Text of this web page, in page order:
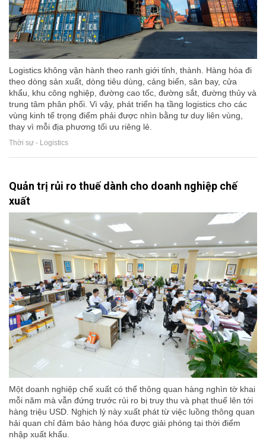
Logistics không vận hành theo ranh giới tỉnh, thành. Hàng hóa đi
theo dòng sản xuất, dòng tiêu dùng, cảng biển, sân bay, cửa
khẩu, khu công nghiệp, đường cao tốc, đường sắt, đường thủy và
trung tâm phân phối. Vì vậy, phát triển hạ tầng logistics cho các
vùng kinh tế trọng điểm phải được nhìn bằng tư duy liên vùng,
thay vì mỗi địa phương tối ưu riêng lẻ.
Thời sự - Logistics
Quản trị rủi ro thuế dành cho doanh nghiệp chế
xuất
Một doanh nghiệp chế xuất có thể thông quan hàng nghìn tờ khai
mỗi năm mà vẫn đứng trước rủi ro bị truy thu và phạt thuế lên tới
hàng triệu USD. Nghịch lý này xuất phát từ việc luồng thông quan
hải quan chỉ đảm bảo hàng hóa được giải phóng tại thời điểm
nhập xuất khẩu.